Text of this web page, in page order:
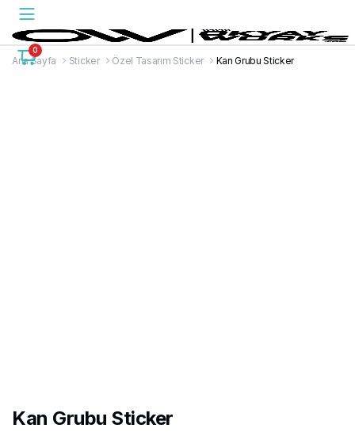
0
Ana Sayfa Sticker Özel Tasarım Sticker Kan Grubu Sticker
Kan Grubu Sticker